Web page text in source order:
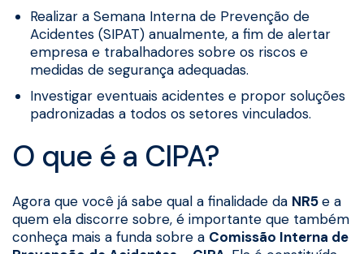
Realizar a Semana Interna de Prevenção de
Acidentes (SIPAT) anualmente, a fim de alertar
empresa e trabalhadores sobre os riscos e
medidas de segurança adequadas.
Investigar eventuais acidentes e propor soluções
padronizadas a todos os setores vinculados.
O que é a CIPA?
Agora que você já sabe qual a finalidade da NR5e a
quem ela discorre sobre, é importante que também
conheça mais a funda sobre a Comissão Interna de